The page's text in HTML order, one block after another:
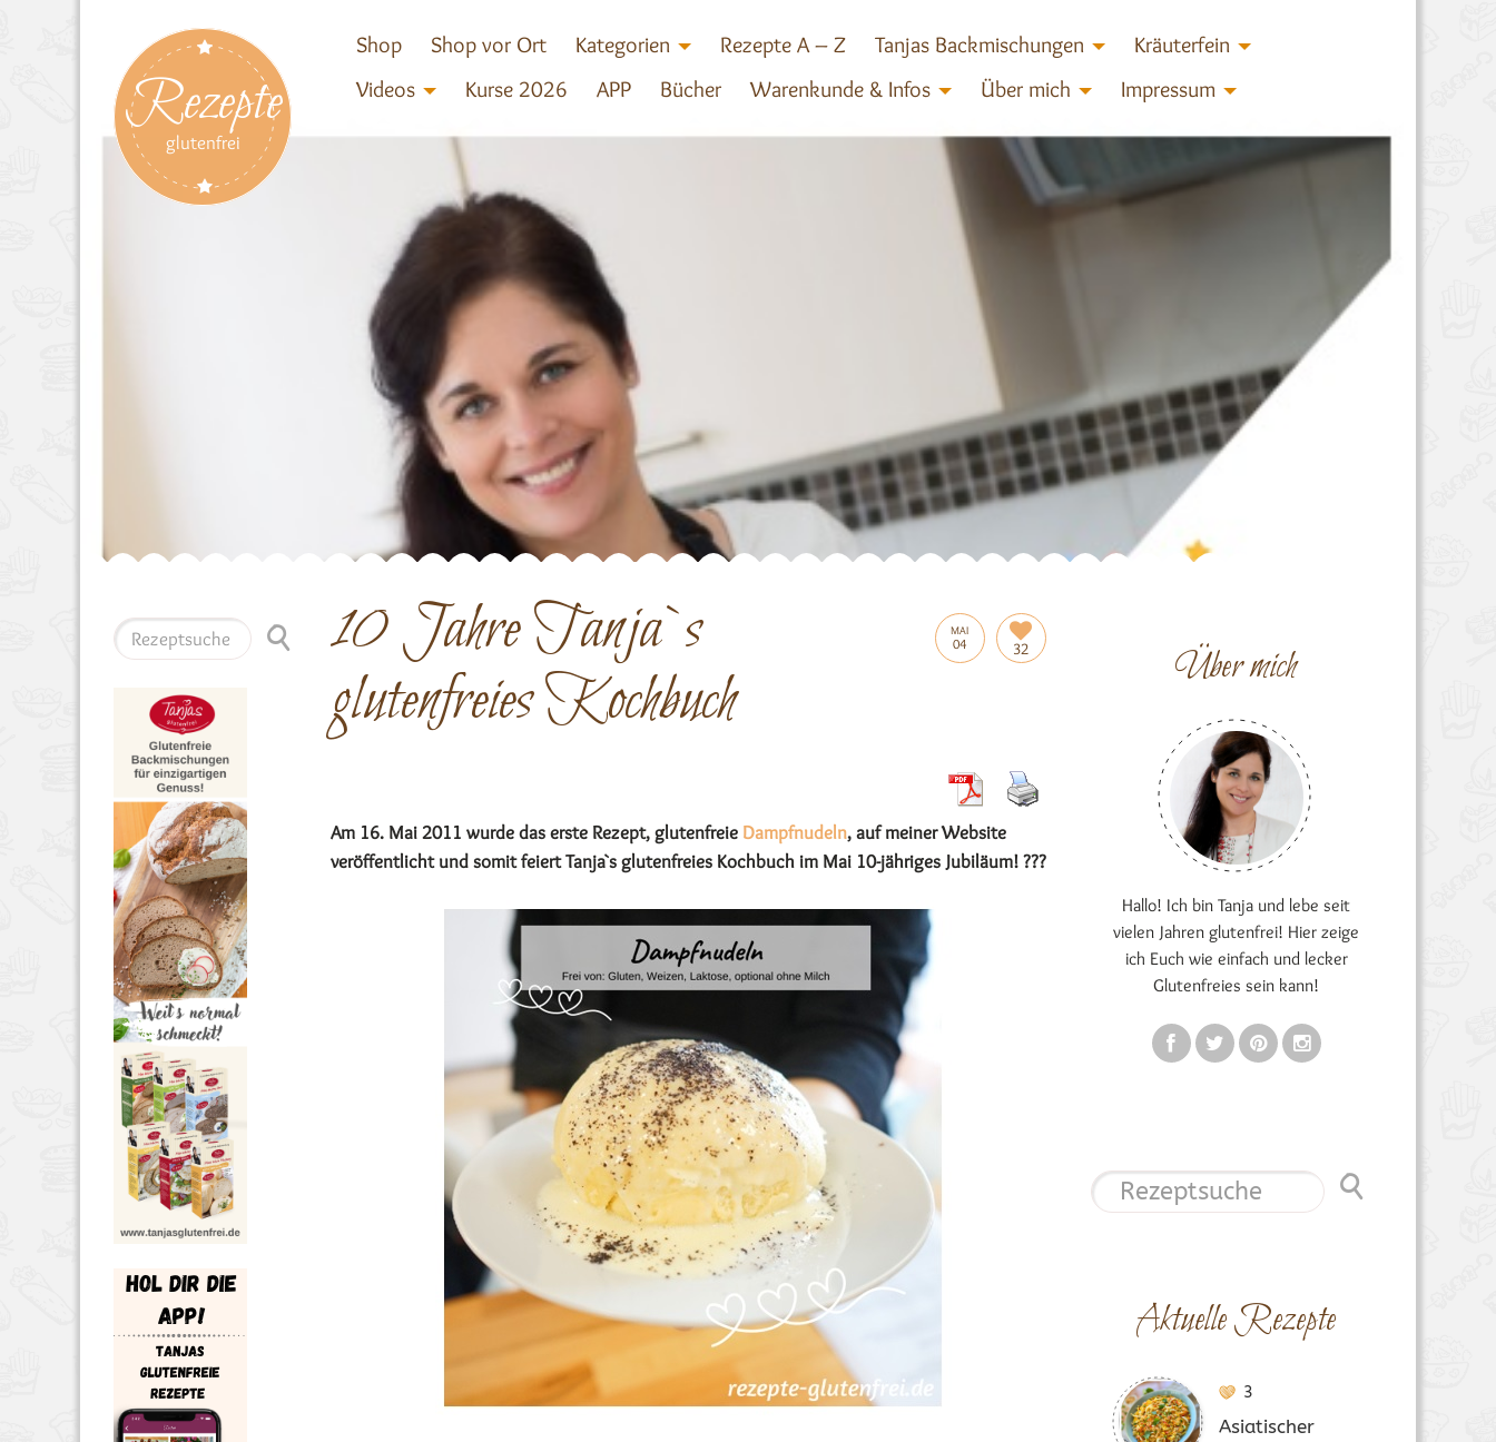
Rezepte
glutenfrei
Shop Shop vor Ort Kategorien Rezepte A – Z Tanjas Backmischungen
Kräuterfein
Videos
Kurse 2026 APP Bücher Warenkunde & Infos Über mich Impressum
MAI
04 32
10 Jahre Tanja`s
glutenfreies Kochbuch
Am 16. Mai 2011 wurde das erste Rezept, glutenfreie Dampfnudeln, auf meiner Website
veröffentlicht und somit feiert Tanja`s glutenfreies Kochbuch im Mai 10-jähriges Jubiläum! ???
Über mich
Hallo! Ich bin Tanja und lebe seit
vielen Jahren glutenfrei! Hier zeige
ich Euch wie einfach und lecker
Glutenfreies sein kann!
Aktuelle Rezepte
3
Asiatischer